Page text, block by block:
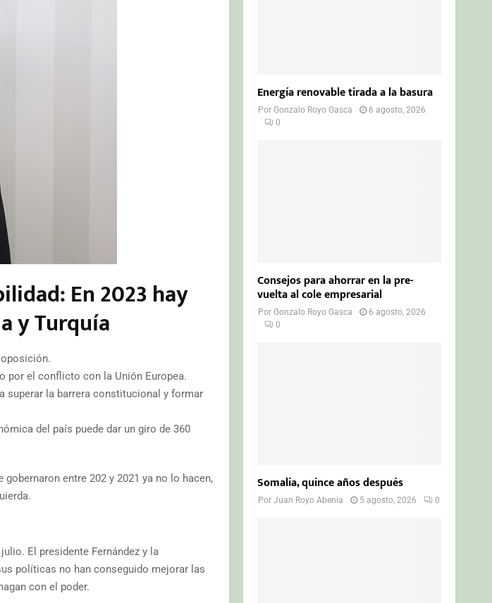
En 2023 hay
y Turquía
por el conflicto con la Unión Europea.
superar la barrera constitucional y formar
del país puede dar un giro de 360
gobernaron entre 202 y 2021 ya no lo hacen,
El presidente Fernández y la
políticas no han conseguido mejorar las
con el poder.
Energía renovable tirada a la basura
PorGonzalo Royo Gasca
6 agosto, 2026
0
Consejos para ahorrar en la pre-
vuelta al cole empresarial
PorGonzalo Royo Gasca
6 agosto, 2026
0
Somalia, quince años después
PorJuan Royo Abenia 5 agosto, 2026 0